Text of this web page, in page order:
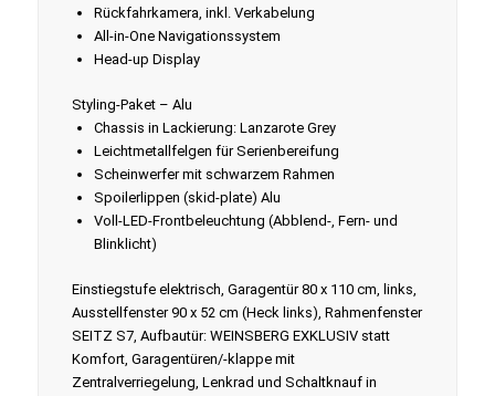
Rückfahrkamera, inkl. Verkabelung
All-in-One Navigationssystem
Head-up Display
Styling-Paket – Alu
Chassis in Lackierung: Lanzarote Grey
Leichtmetallfelgen für Serienbereifung
Scheinwerfer mit schwarzem Rahmen
Spoilerlippen (skid-plate) Alu
Voll-LED-Frontbeleuchtung (Abblend-, Fern- und
Blinklicht)
Einstiegstufe elektrisch, Garagentür 80 x 110 cm, links,
Ausstellfenster 90 x 52 cm (Heck links), Rahmenfenster
SEITZ S7, Aufbautür: WEINSBERG EXKLUSIV statt
Komfort, Garagentüren/-klappe mit
Zentralverriegelung, Lenkrad und Schaltknauf in